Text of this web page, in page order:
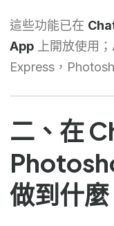
這些功能已在
App上開放使用
Express，
二、在
做到什麼